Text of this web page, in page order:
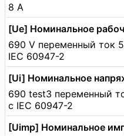
8 А
[Ue] Номинальное
690 V переменный ток
IEC 60947-2
[Ui] Номинальное
690 test3 переменный
с IEC 60947-2
[Uimp] Номинальное